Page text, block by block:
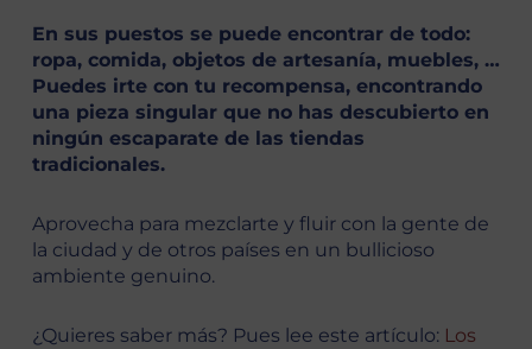
En sus puestos se puede encontrar de todo:
ropa, comida, objetos de artesanía, muebles, …
Puedes irte con tu recompensa, encontrando
una pieza singular que no has descubierto en
ningún escaparate de las tiendas
tradicionales.
Aprovecha para mezclarte y fluir con la gente de
la ciudad y de otros países en un bullicioso
ambiente genuino.
¿Quieres saber más? Pues lee este artículo: Los